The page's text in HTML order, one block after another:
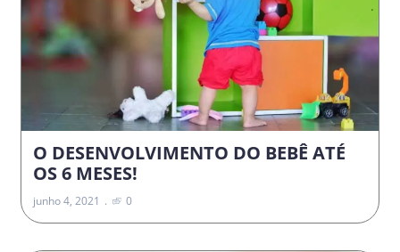
O DESENVOLVIMENTO DO BEBÊ ATÉ
OS 6 MESES!
junho 4, 2021 0